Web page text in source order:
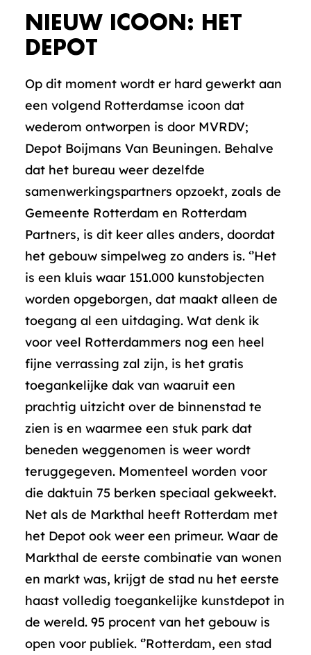
NIEUW ICOON: HET
DEPOT
Op dit moment wordt er hard gewerkt aan
een volgend Rotterdamse icoon dat
wederom ontworpen is door MVRDV;
Depot Boijmans Van Beuningen. Behalve
dat het bureau weer dezelfde
samenwerkingspartners opzoekt, zoals de
Gemeente Rotterdam en Rotterdam
Partners, is dit keer alles anders, doordat
het gebouw simpelweg zo anders is. ‘’Het
is een kluis waar 151.000 kunstobjecten
worden opgeborgen, dat maakt alleen de
toegang al een uitdaging. Wat denk ik
voor veel Rotterdammers nog een heel
fijne verrassing zal zijn, is het gratis
toegankelijke dak van waaruit een
prachtig uitzicht over de binnenstad te
zien is en waarmee een stuk park dat
beneden weggenomen is weer wordt
teruggegeven. Momenteel worden voor
die daktuin 75 berken speciaal gekweekt.
Net als de Markthal heeft Rotterdam met
het Depot ook weer een primeur. Waar de
Markthal de eerste combinatie van wonen
en markt was, krijgt de stad nu het eerste
haast volledig toegankelijke kunstdepot in
de wereld. 95 procent van het gebouw is
open voor publiek. ‘’Rotterdam, een stad